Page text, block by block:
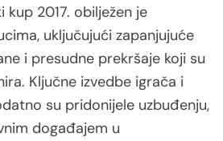
kup 2017. obilježen je
uključujući zapanjujuće
i presudne prekršaje koji su
Ključne izvedbe igrača i
su pridonijele uzbuđenju,
događajem u